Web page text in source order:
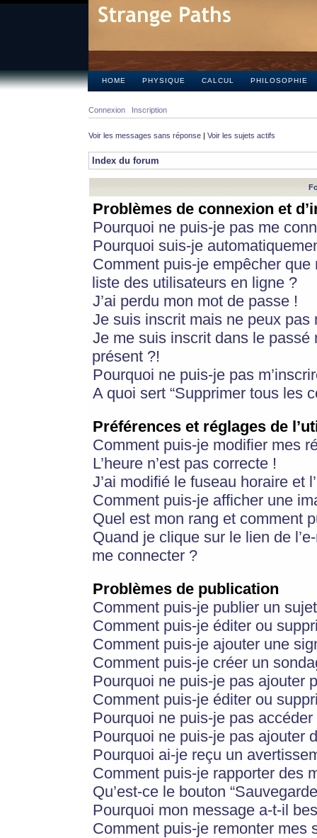
HOME PHYSIQUE CALCUL PHILOSOPHIE
Connexion Inscription
Voir les messages sans réponse | Voir les sujets actifs
Index du forum
Problèmes de connexion et
Pourquoi ne puis-je pas me
Pourquoi suis-je
Comment puis-je empêcher
liste des utilisateurs en ligne ?
J’ai perdu mon mot de passe !
Je suis inscrit mais ne peux pas
Je me suis inscrit dans le
présent ?!
Pourquoi ne puis-je pas
A quoi sert “Supprimer tous les
Préférences et réglages de
Comment puis-je modifier mes
L’heure n’est pas correcte !
J’ai modifié le fuseau horaire et
Comment puis-je afficher une
Quel est mon rang et comment
Quand je clique sur le lien de
me connecter ?
Problèmes de publication
Comment puis-je publier un
Comment puis-je éditer ou
Comment puis-je ajouter une
Comment puis-je créer un
Pourquoi ne puis-je pas ajouter
Comment puis-je éditer ou
Pourquoi ne puis-je pas
Pourquoi ne puis-je pas ajouter
Pourquoi ai-je reçu un
Comment puis-je rapporter des
Qu’est-ce le bouton
Pourquoi mon message a-t-il
Comment puis-je remonter mes